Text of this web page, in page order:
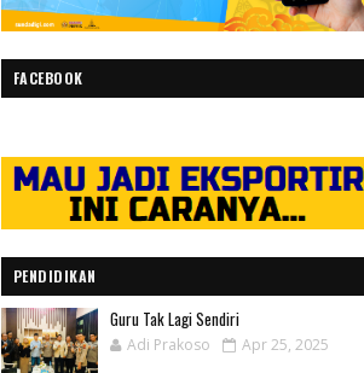
FACEBOOK
PENDIDIKAN
Guru Tak Lagi Sendiri
Adi Prakoso Apr 25, 2025